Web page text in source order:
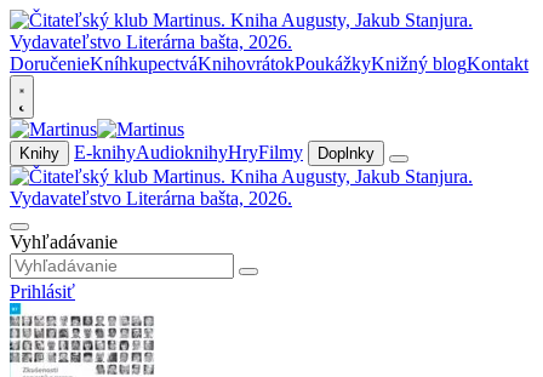
DoručenieKníhkupectváKnihovrátokPoukážkyKnižný blogKontakt
Knihy E-knihyAudioknihyHryFilmy Doplnky
Vyhľadávanie
Prihlásiť